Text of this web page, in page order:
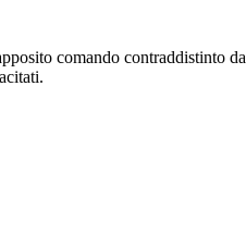
comando contraddistinto